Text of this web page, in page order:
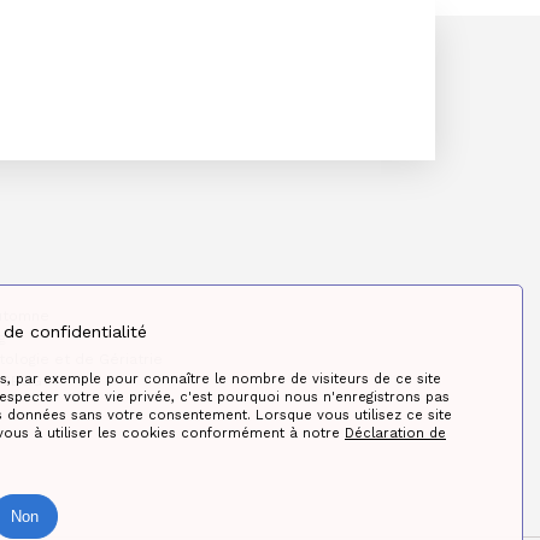
de confidentialité
par exemple pour connaître le nombre de visiteurs de ce site
votre vie privée, c'est pourquoi nous n'enregistrons pas
données sans votre consentement. Lorsque vous utilisez ce site
à utiliser les cookies conformément à notre Déclaration de
Non